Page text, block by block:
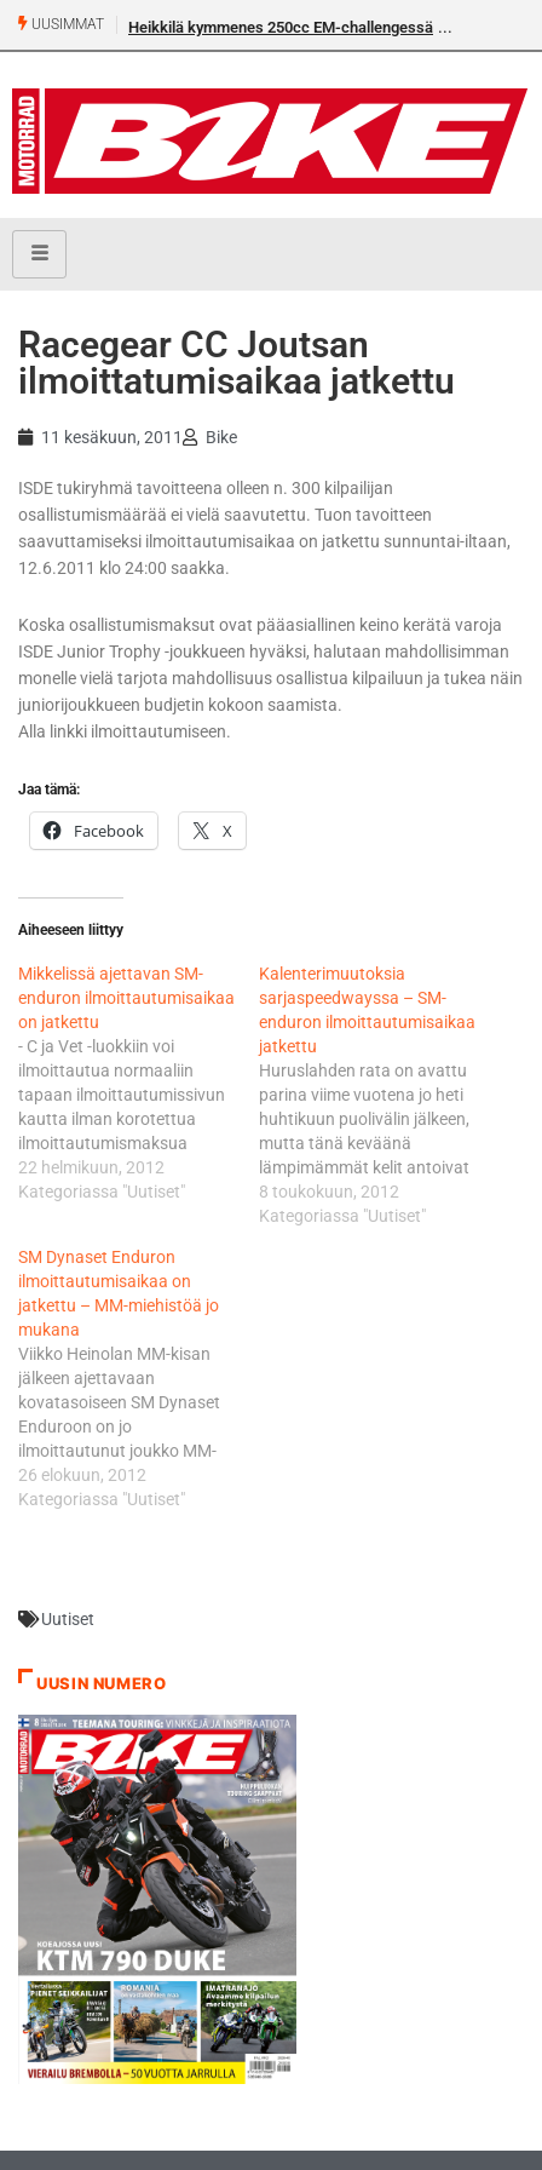
UUSIMMAT Heikkilä kymmenes 250cc EM-challengessä
Racegear CC Joutsan
ilmoittatumisaikaa jatkettu
11 kesäkuun, 2011 Bike
ISDE tukiryhmä tavoitteena olleen n. 300 kilpailijan
osallistumismäärää ei vielä saavutettu. Tuon tavoitteen
saavuttamiseksi ilmoittautumisaikaa on jatkettu sunnuntai-iltaan,
12.6.2011 klo 24:00 saakka.
Koska osallistumismaksut ovat pääasiallinen keino kerätä varoja
ISDE Junior Trophy -joukkueen hyväksi, halutaan mahdollisimman
monelle vielä tarjota mahdollisuus osallistua kilpailuun ja tukea näin
juniorijoukkueen budjetin kokoon saamista.
Alla linkki ilmoittautumiseen.
Jaa tämä:
Facebook X
Aiheeseen liittyy
Mikkelissä ajettavan SM-
enduron ilmoittautumisaikaa
on jatkettu
- C ja Vet -luokkiin voi
ilmoittautua normaaliin
tapaan ilmoittautumissivun
kautta ilman korotettua
ilmoittautumismaksua
sunnuntaihin klo 18 saakka.
Mukaan ehtii ilmoittautua
jälki-ilmoittautuminen
maksaa lisämääräyksessä
aiemmin ilmoitetun 2
kertaisen
ilmoittautumismaksun. A ja
B -luokkiin jälki-
ilmoittautuvien tulee hoitaa
ilmoittautuminen kilpailun
sihteerin välityksellä,
ohjeistetaan smlenduro.fi-
sivustolla. SM-kilpailun…
22 helmikuun, 2012
Kategoriassa "Uutiset"
Kalenterimuutoksia
sarjaspeedwayssa – SM-
enduron ilmoittautumisaikaa
jatkettu
Huruslahden rata on avattu
parina viime vuotena jo heti
huhtikuun puolivälin jälkeen,
mutta tänä keväänä
lämpimämmät kelit antoivat
odottaa itseään pidempään.
Tästä johtuen Kaupunki
8 toukokuun, 2012
Kategoriassa "Uutiset"
SM Dynaset Enduron
ilmoittautumisaikaa on
jatkettu – MM-miehistöä jo
mukana
Viikko Heinolan MM-kisan
jälkeen ajettavaan
kovatasoiseen SM Dynaset
Enduroon on jo
ilmoittautunut joukko MM-
kuljettajia. MM-
ammattikuskeista Säkylässä
koko SM-kärki sekä useita
osallistuvia kuljettajia. Tähän
mennessä SM Dynaset
Enduroon ilmoittautunut
lähes 230 kuljettajaa.
Ilmoittautuminen on avoinna
keskiviikko iltaan…
26 elokuun, 2012
Kategoriassa "Uutiset"
Uutiset
UUSIN NUMERO